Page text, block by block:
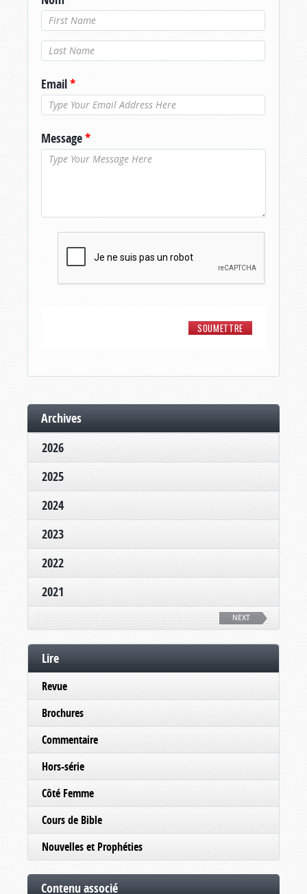
Nom de
famille*
Email*
Message*
Archives
2026
2025
2024
2023
2022
2021
NEXT
Lire
Revue
Brochures
Commentaire
Hors-série
Côté Femme
Cours de Bible
Nouvelles et Prophéties
Contenu associé